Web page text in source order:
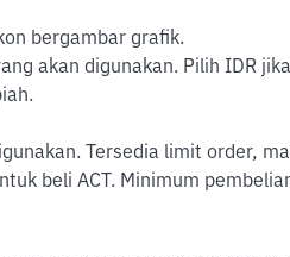
bergambar grafik.
akan digunakan. Pilih IDR
Tersedia limit order,
beli ACT. Minimum